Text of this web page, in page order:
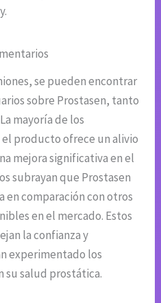
se pueden encontrar
sobre Prostasen, tanto
mayoría de los
producto ofrece un alivio
mejora significativa en el
subrayan que Prostasen
en comparación con otros
en el mercado. Estos
la confianza y
experimentado los
su salud prostática.